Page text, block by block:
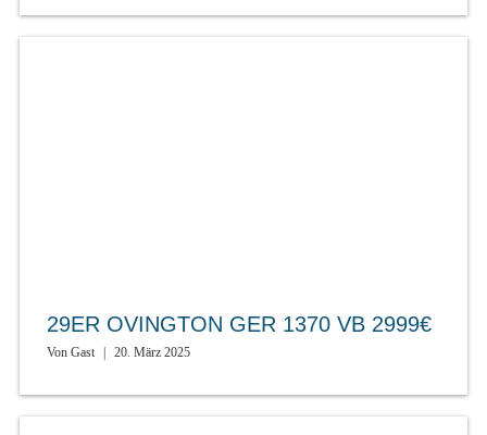
29ER OVINGTON GER 1370 VB 2999€
Von Gast | 20. März 2025